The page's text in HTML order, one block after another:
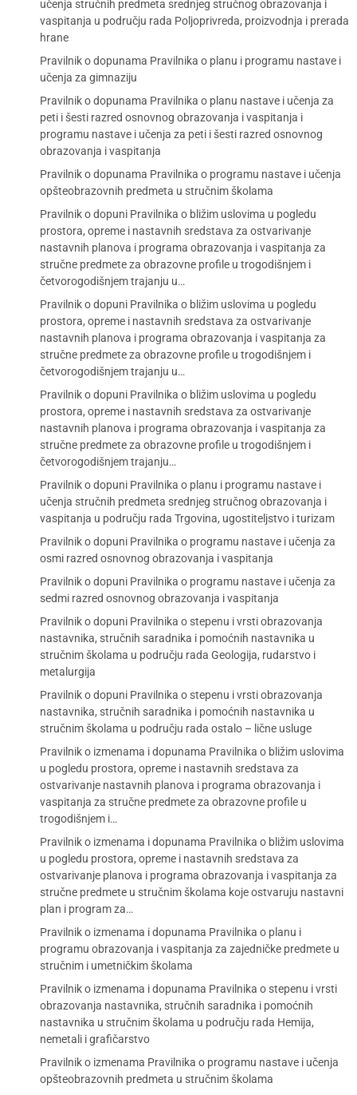
učenja stručnih predmeta srednjeg stručnog obrazovanja i
vaspitanja u području rada Poljoprivreda, proizvodnja i prerada
hrane
Pravilnik o dopunama Pravilnika o planu i programu nastave i
učenja za gimnaziju
Pravilnik o dopunama Pravilnika o planu nastave i učenja za
peti i šesti razred osnovnog obrazovanja i vaspitanja i
programu nastave i učenja za peti i šesti razred osnovnog
obrazovanja i vaspitanja
Pravilnik o dopunama Pravilnika o programu nastave i učenja
opšteobrazovnih predmeta u stručnim školama
Pravilnik o dopuni Pravilnika o bližim uslovima u pogledu
prostora, opreme i nastavnih sredstava za ostvarivanje
nastavnih planova i programa obrazovanja i vaspitanja za
stručne predmete za obrazovne profile u trogodišnjem i
četvorogodišnjem trajanju u…
Pravilnik o dopuni Pravilnika o bližim uslovima u pogledu
prostora, opreme i nastavnih sredstava za ostvarivanje
nastavnih planova i programa obrazovanja i vaspitanja za
stručne predmete za obrazovne profile u trogodišnjem i
četvorogodišnjem trajanju u…
Pravilnik o dopuni Pravilnika o bližim uslovima u pogledu
prostora, opreme i nastavnih sredstava za ostvarivanje
nastavnih planova i programa obrazovanja i vaspitanja za
stručne predmete za obrazovne profile u trogodišnjem i
četvorogodišnjem trajanju…
Pravilnik o dopuni Pravilnika o planu i programu nastave i
učenja stručnih predmeta srednjeg stručnog obrazovanja i
vaspitanja u području rada Trgovina, ugostiteljstvo i turizam
Pravilnik o dopuni Pravilnika o programu nastave i učenja za
osmi razred osnovnog obrazovanja i vaspitanja
Pravilnik o dopuni Pravilnika o programu nastave i učenja za
sedmi razred osnovnog obrazovanja i vaspitanja
Pravilnik o dopuni Pravilnika o stepenu i vrsti obrazovanja
nastavnika, stručnih saradnika i pomoćnih nastavnika u
stručnim školama u području rada Geologija, rudarstvo i
metalurgija
Pravilnik o dopuni Pravilnika o stepenu i vrsti obrazovanja
nastavnika, stručnih saradnika i pomoćnih nastavnika u
stručnim školama u području rada ostalo – lične usluge
Pravilnik o izmenama i dopunama Pravilnika o bližim uslovima
u pogledu prostora, opreme i nastavnih sredstava za
ostvarivanje nastavnih planova i programa obrazovanja i
vaspitanja za stručne predmete za obrazovne profile u
trogodišnjem i…
Pravilnik o izmenama i dopunama Pravilnika o bližim uslovima
u pogledu prostora, opreme i nastavnih sredstava za
ostvarivanje planova i programa obrazovanja i vaspitanja za
stručne predmete u stručnim školama koje ostvaruju nastavni
plan i program za…
Pravilnik o izmenama i dopunama Pravilnika o planu i
programu obrazovanja i vaspitanja za zajedničke predmete u
stručnim i umetničkim školama
Pravilnik o izmenama i dopunama Pravilnika o stepenu i vrsti
obrazovanja nastavnika, stručnih saradnika i pomoćnih
nastavnika u stručnim školama u području rada Hemija,
nemetali i grafičarstvo
Pravilnik o izmenama Pravilnika o programu nastave i učenja
opšteobrazovnih predmeta u stručnim školama